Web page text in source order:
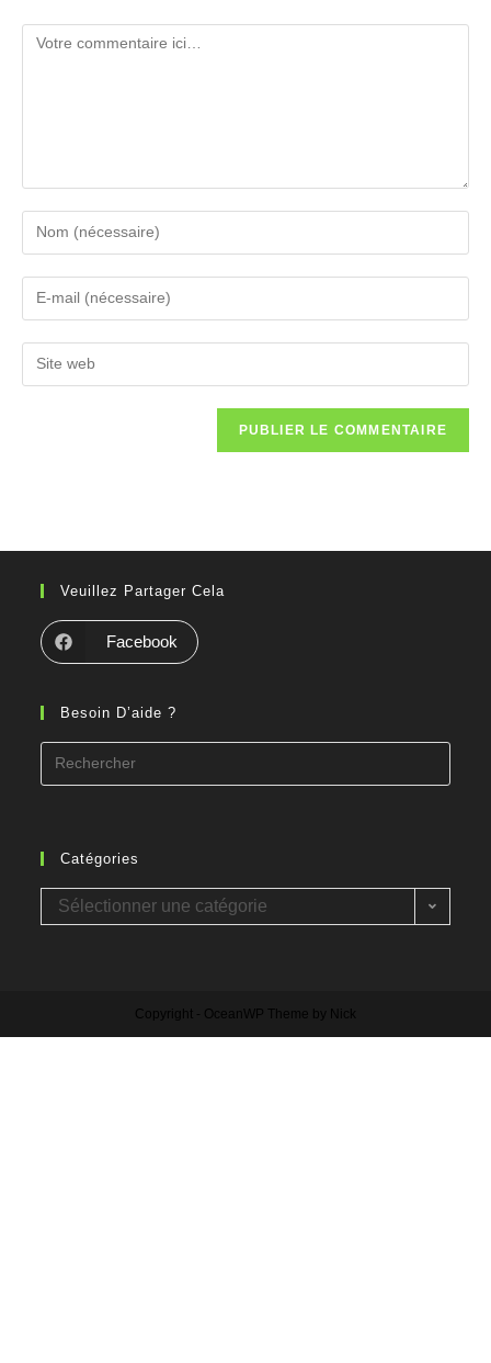
Veuillez Partager Cela
Facebook
Besoin D’aide ?
Catégories
Sélectionner une catégorie
Copyright - OceanWP Theme by Nick